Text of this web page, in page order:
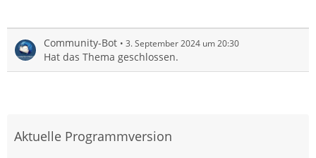
Community-Bot 3. September 2024 um 20:30
Hat das Thema geschlossen.
Aktuelle Programmversion